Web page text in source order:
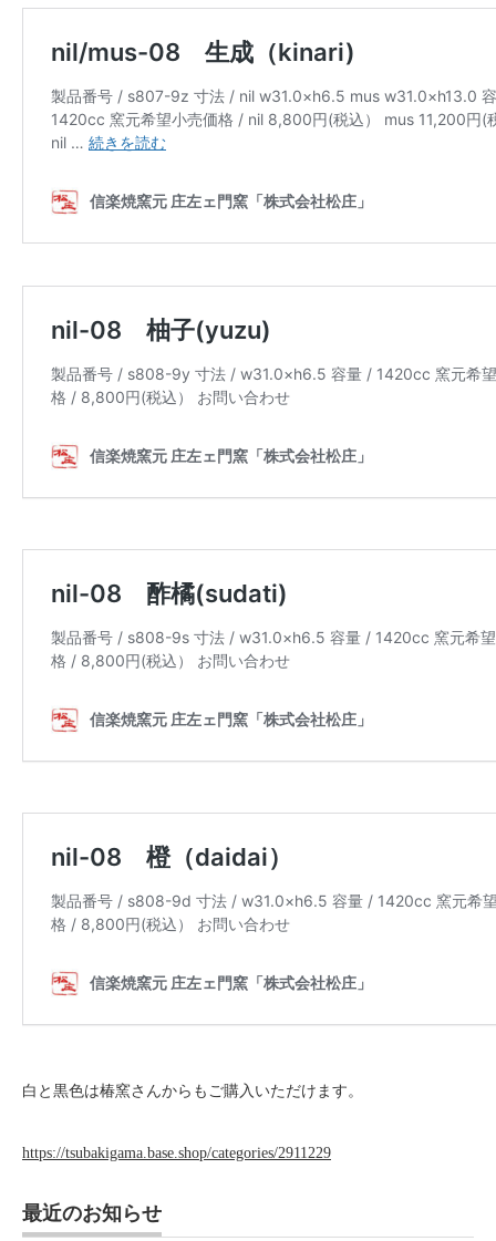
白と黒色は椿窯さんからもご購入いただけます。
https://tsubakigama.base.shop/categories/2911229
最近のお知らせ